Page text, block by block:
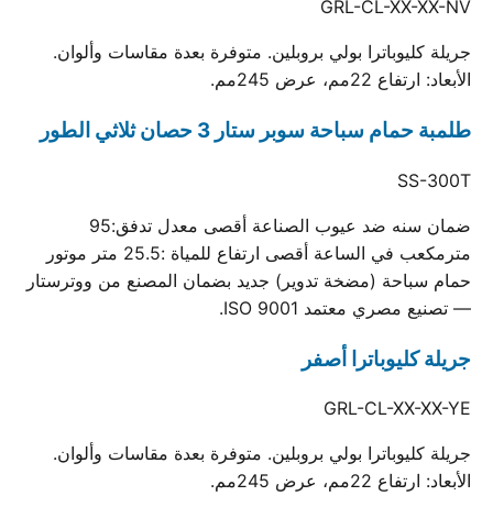
GRL-CL-XX-XX-NV
جريلة كليوباترا بولي بروبلين. متوفرة بعدة مقاسات وألوان.
الأبعاد: ارتفاع 22مم، عرض 245مم.
طلمبة حمام سباحة سوبر ستار 3 حصان ثلاثي الطور
SS-300T
ضمان سنه ضد عيوب الصناعة أقصى معدل تدفق:95
مترمكعب في الساعة أقصى ارتفاع للمياة :25.5 متر موتور
حمام سباحة (مضخة تدوير) جديد بضمان المصنع من ووترستار
— تصنيع مصري معتمد ISO 9001.
جريلة كليوباترا أصفر
GRL-CL-XX-XX-YE
جريلة كليوباترا بولي بروبلين. متوفرة بعدة مقاسات وألوان.
الأبعاد: ارتفاع 22مم، عرض 245مم.